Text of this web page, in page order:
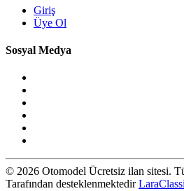
Giriş
Üye Ol
Sosyal Medya
© 2026 Otomodel Ücretsiz ilan sitesi.
Tarafından desteklenmektedir